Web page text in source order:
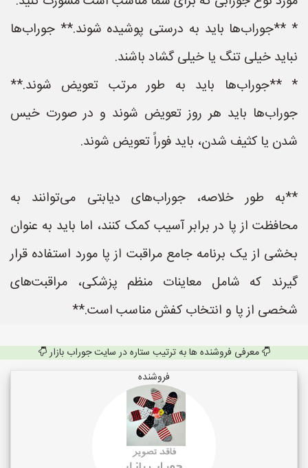
* **جوراب‌ها باید به درستی پوشیده شوند.** جوراب‌ها
نباید خیلی تنگ یا خیلی گشاد باشند.
* **جوراب‌ها باید به طور مرتب تعویض شوند.**
جوراب‌ها باید هر روز تعویض شوند و در صورت خیس
شدن یا کثیف شدن، باید فوراً تعویض شوند.
**به طور خلاصه، جوراب‌های دیابتی می‌توانند به
محافظت از پا در برابر آسیب کمک کنند، اما باید به عنوان
بخشی از یک برنامه جامع مراقبت از پا مورد استفاده قرار
گیرند که شامل معاینات منظم پزشکی، مراقبت‌های
شخصی از پا و انتخاب کفش مناسب است.**
معرفی فروشنده ها به ترتیب ستاره در سایت جوراب بازار
فروشنده